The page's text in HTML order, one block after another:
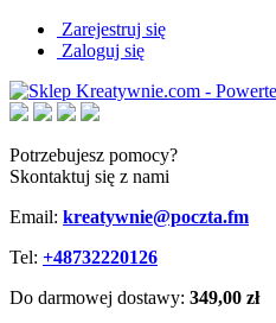
Zarejestruj się
Zaloguj się
Potrzebujesz pomocy?
Skontaktuj się z nami
Email: kreatywnie@poczta.fm
Tel: +48732220126
Do darmowej dostawy: 349,00 zł